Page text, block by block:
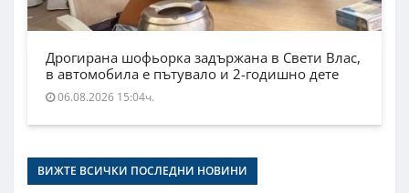
Дрогирана шофьорка задържана в Свети Влас,
в автомобила е пътувало и 2-годишно дете
06.08.2026 15:04ч.
ВИЖТЕ ВСИЧКИ ПОСЛЕДНИ НОВИНИ